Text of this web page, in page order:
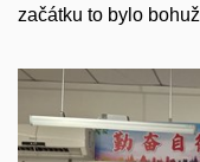
začátku to bylo